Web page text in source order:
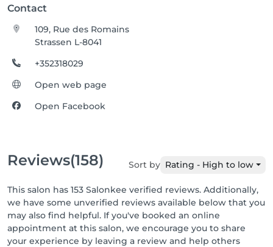
Contact
109, Rue des Romains
Strassen L-8041
+352318029
Open web page
Open Facebook
Reviews(158) Sort by Rating - High to low
This salon has 153 Salonkee verified reviews. Additionally,
we have some unverified reviews available below that you
may also find helpful. If you've booked an online
appointment at this salon, we encourage you to share
your experience by leaving a review and help others